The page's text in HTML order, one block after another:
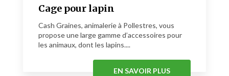
Cage pour lapin
Cash Graines, animalerie à Pollestres, vous
propose une large gamme d’accessoires pour
les animaux, dont les lapins....
EN SAVOIR PLUS